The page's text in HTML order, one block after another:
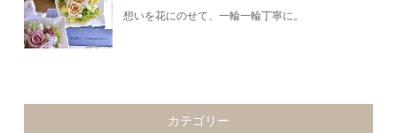
想いを花にのせて、一輪一輪丁寧に。
カテゴリー